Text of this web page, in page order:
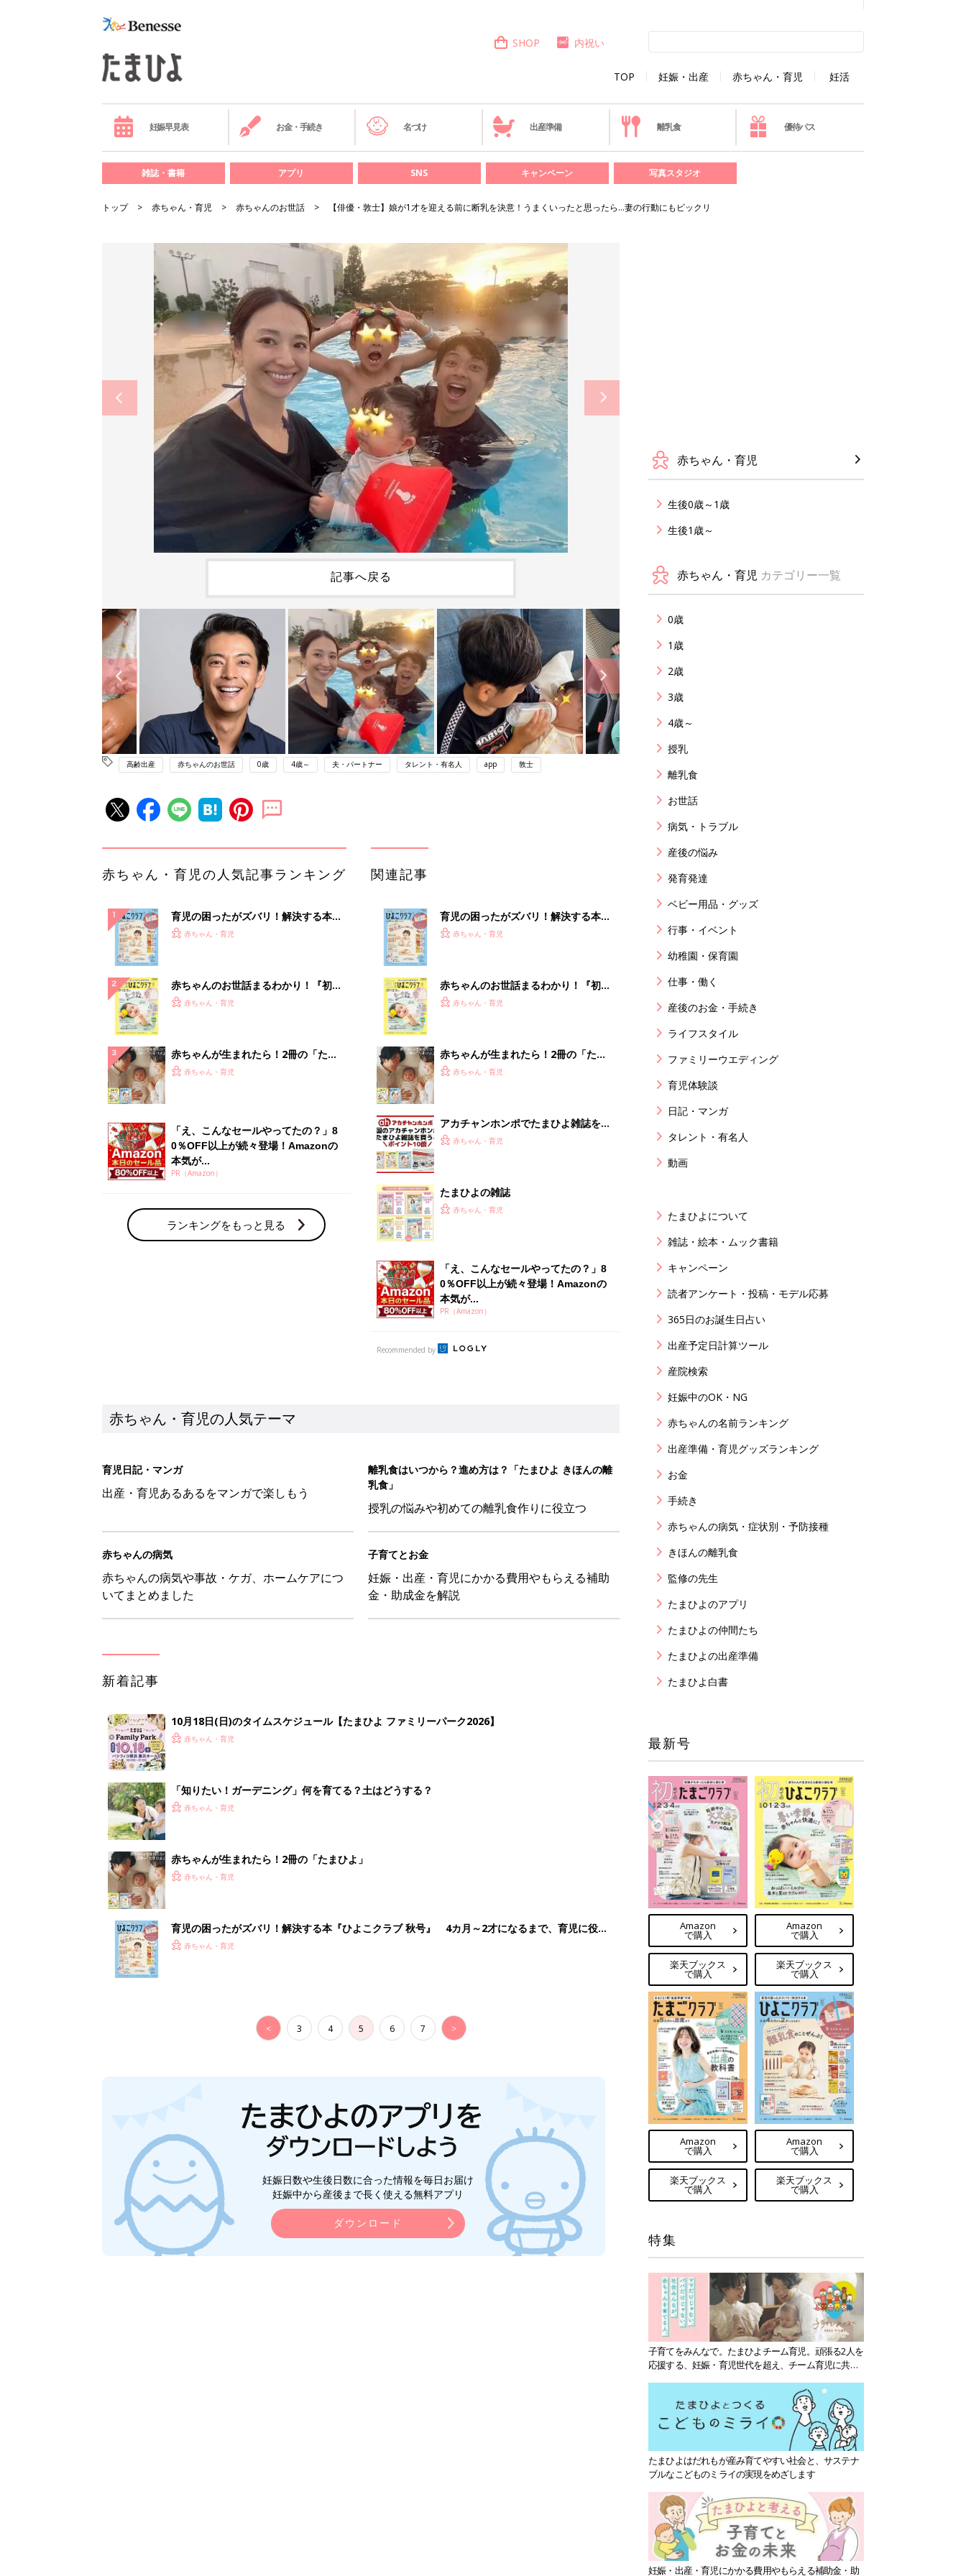
TOP 妊娠・出産 赤ちゃん・育児 妊活
SHOP 内祝い
妊娠早見表 お金・手続き 名づけ 出産準備 離乳食 優待パス
雑誌・書籍 アプリ SNS キャンペーン 写真スタジオ
トップ 赤ちゃん・育児 赤ちゃんのお世話 【俳優・敦士】娘が1才を迎える前に断乳を決意！うまくいったと思ったら…妻の行動にもビックリ
記事へ戻る
高齢出産 赤ちゃんのお世話 0歳 4歳～ 夫・パートナー タレント・有名人 app 敦士
赤ちゃん・育児の人気記事ランキング
育児の困ったがズバリ！解決する本
『ひよこクラブ 秋号』 4カ月～2才
赤ちゃん・育児
赤ちゃんのお世話まるわかり！『初め
てのひよこクラブ 夏号』〈巻頭大特
赤ちゃん・育児
赤ちゃんが生まれたら！2冊の「たま
ひよ」
赤ちゃん・育児
「え、こんなセールやってたの？」8
0％OFF以上が続々登場！Amazonの
本気が...
PR（Amazon）
ランキングをもっと見る
関連記事
育児の困ったがズバリ！解決する本
『ひよこクラブ 秋号』 4カ月～2才
赤ちゃん・育児
赤ちゃんのお世話まるわかり！『初め
てのひよこクラブ 夏号』〈巻頭大特
赤ちゃん・育児
赤ちゃんが生まれたら！2冊の「たま
ひよ」
赤ちゃん・育児
アカチャンホンポでたまひよ雑誌を買
うとポイント10倍【期間限定】
赤ちゃん・育児
たまひよの雑誌
赤ちゃん・育児
「え、こんなセールやってたの？」8
0％OFF以上が続々登場！Amazonの
本気が...
PR（Amazon）
Recommended by
赤ちゃん・育児の人気テーマ
育児日記・マンガ
出産・育児あるあるをマンガで楽しもう
離乳食はいつから？進め方は？「たまひよ きほんの離
乳食」
授乳の悩みや初めての離乳食作りに役立つ
赤ちゃんの病気
赤ちゃんの病気や事故・ケガ、ホームケアにつ
いてまとめました
子育てとお金
妊娠・出産・育児にかかる費用やもらえる補助
金・助成金を解説
新着記事
10月18日(日)のタイムスケジュール【たまひよ ファミリーパーク2026】
赤ちゃん・育児
「知りたい！ガーデニング」何を育てる？土はどうする？
赤ちゃん・育児
赤ちゃんが生まれたら！2冊の「たまひよ」
赤ちゃん・育児
育児の困ったがズバリ！解決する本『ひよこクラブ 秋号』 4カ月～2才になるまで、育児に役立
つ情報がいっぱい！
赤ちゃん・育児
< 3 4 5 6 7 >
妊娠日数や生後日数に合った情報を毎日お届け
妊娠中から産後まで長く使える無料アプリ
ダウンロード
赤ちゃん・育児
生後0歳～1歳
生後1歳～
赤ちゃん・育児 カテゴリー一覧
0歳
1歳
2歳
3歳
4歳～
授乳
離乳食
お世話
病気・トラブル
産後の悩み
発育発達
ベビー用品・グッズ
行事・イベント
幼稚園・保育園
仕事・働く
産後のお金・手続き
ライフスタイル
ファミリーウエディング
育児体験談
日記・マンガ
タレント・有名人
動画
たまひよについて
雑誌・絵本・ムック書籍
キャンペーン
読者アンケート・投稿・モデル応募
365日のお誕生日占い
出産予定日計算ツール
産院検索
妊娠中のOK・NG
赤ちゃんの名前ランキング
出産準備・育児グッズランキング
お金
手続き
赤ちゃんの病気・症状別・予防接種
きほんの離乳食
監修の先生
たまひよのアプリ
たまひよの仲間たち
たまひよの出産準備
たまひよ白書
最新号
Amazon
で購入
楽天ブックス
で購入
Amazon
で購入
楽天ブックス
で購入
Amazon
で購入
楽天ブックス
で購入
Amazon
で購入
楽天ブックス
で購入
特集
子育てをみんなで。たまひよチーム育児。頑張る2人を
応援する、妊娠・育児世代を超え、チーム育児に共感
たまひよはだれもが産み育てやすい社会と、サステナ
ブルなこどものミライの実現をめざします
妊娠・出産・育児にかかる費用やもらえる補助金・助